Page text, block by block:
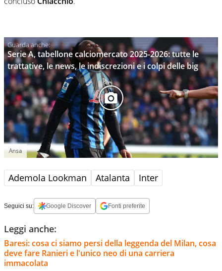
Serie A, tabellone calciomercato 2025-2026: tutte le
trattative, le news, le indiscrezioni e i colpi delle big
Ansa
Ademola Lookman Atalanta Inter
Seguici su: Google Discover Fonti preferite
Leggi anche:
Baresi: cosa ci siamo persi della leggenda del Milan, cosa
deve fare Ranieri e l'unico neo di una carriera
immacolata